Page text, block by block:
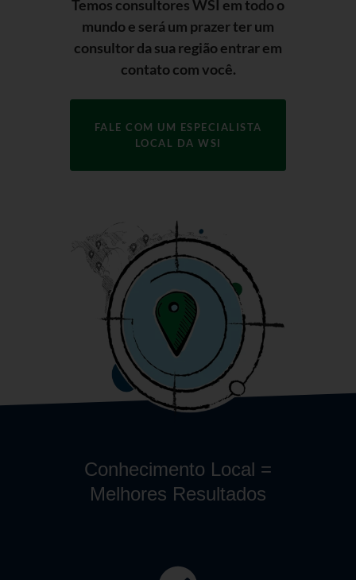
Temos consultores WSI em todo o
mundo e será um prazer ter um
consultor da sua região entrar em
contato com você.
FALE COM UM ESPECIALISTA
LOCAL DA WSI
Conhecimento Local =
Melhores Resultados